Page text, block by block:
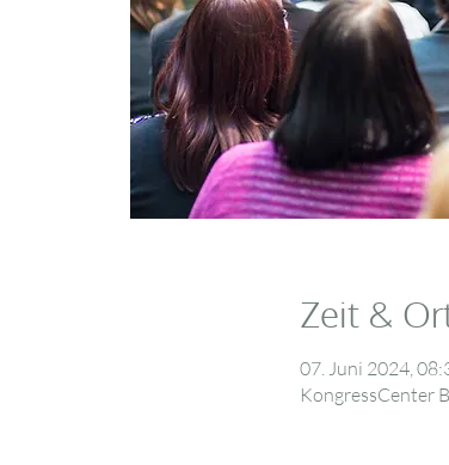
Zeit &
07. Juni 2024,
KongressCenter